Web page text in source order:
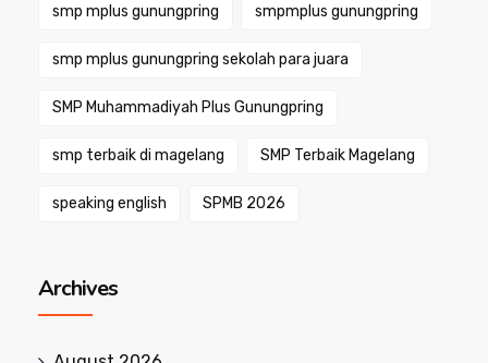
smp mplus gunungpring smpmplus gunungpring
smp mplus gunungpring sekolah para juara
SMP Muhammadiyah Plus Gunungpring
smp terbaik di magelang SMP Terbaik Magelang
speaking english SPMB 2026
Archives